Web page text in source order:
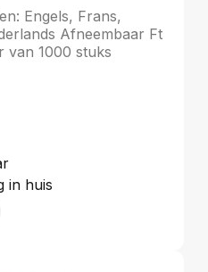
stuks
Ft
van 1000 stuks
in huis